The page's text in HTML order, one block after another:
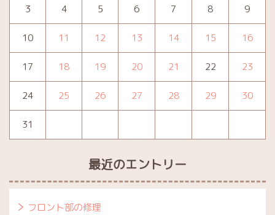
3 4 5 6 7 8 9
10 11 12 13 14 15 16
17 18 19 20 21 22 23
24 25 26 27 28 29 30
31
最近のエントリー
フロント部の修理